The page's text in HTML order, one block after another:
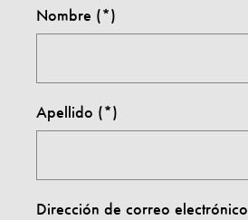
Nombre
Apellido
Dirección de correo electrónico